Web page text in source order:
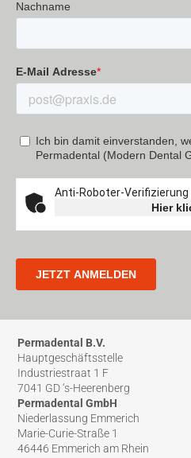
Permadental B.V.
Hauptgeschäftsstelle
Industriestraat 1 F
7041 GD ‘s-Heerenberg
Permadental GmbH
Niederlassung Emmerich
Marie-Curie-Straße 1
46446 Emmerich am Rhein